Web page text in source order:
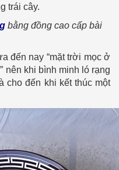
trái cây.
bằng đồng cao cấp bài
đến nay “mặt trời mọc ở
nên khi bình minh ló rạng
cho đến khi kết thúc một